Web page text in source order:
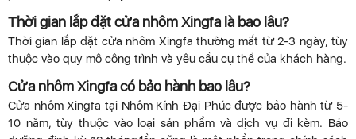
Thời gian lắp đặt cửa nhôm Xingfa là bao lâu?
Thời gian lắp đặt cửa nhôm Xingfa thường mất từ 2-3 ngày, tùy
thuộc vào quy mô công trình và yêu cầu cụ thể của khách hàng.
Cửa nhôm Xingfa có bảo hành bao lâu?
Cửa nhôm Xingfa tại Nhôm Kính Đại Phúc được bảo hành từ 5-
10 năm, tùy thuộc vào loại sản phẩm và dịch vụ đi kèm. Bảo